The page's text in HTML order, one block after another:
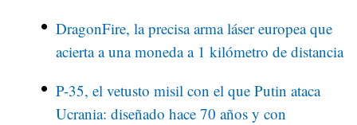
DragonFire, la precisa arma láser europea que
acierta a una moneda a 1 kilómetro de distancia
P-35, el vetusto misil con el que Putin ataca
Ucrania: diseñado hace 70 años y con